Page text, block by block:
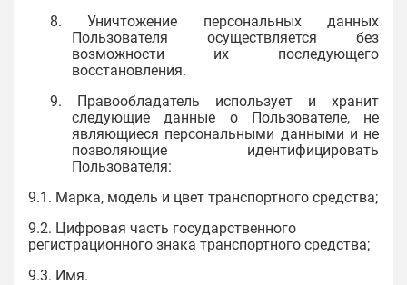
8. Уничтожение персональных данных
Пользователя осуществляется без
возможности их последующего
восстановления.
9. Правообладатель использует и хранит
следующие данные о Пользователе, не
являющиеся персональными данными и не
позволяющие идентифицировать
Пользователя:
9.1. Марка, модель и цвет транспортного средства;
9.2. Цифровая часть государственного
регистрационного знака транспортного средства;
9.3. Имя.